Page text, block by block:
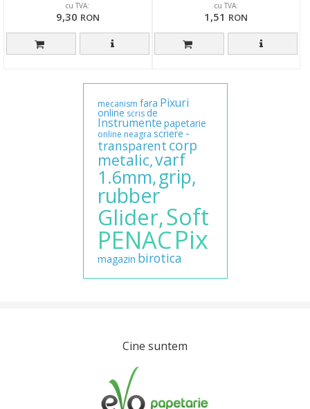
cu TVA:
9,30 RON
cu TVA:
1,51 RON
mecanism fara Pixuri
online scris de
Instrumente papetarie
online neagra scriere -
transparent corp
metalic,varf
1.6mm,grip,
rubber
Glider,Soft
PENACPix
magazin birotica
Cine suntem